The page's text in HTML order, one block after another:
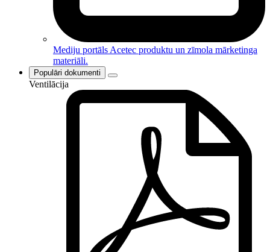
Mediju portāls Acetec produktu un zīmola mārketinga
materiāli.
Populāri dokumenti
Ventilācija